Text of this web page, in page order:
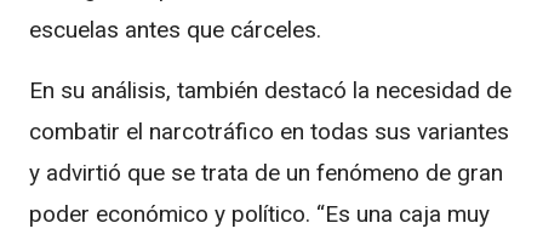
escuelas antes que cárceles.
En su análisis, también destacó la necesidad de
combatir el narcotráfico en todas sus variantes
y advirtió que se trata de un fenómeno de gran
poder económico y político. “Es una caja muy